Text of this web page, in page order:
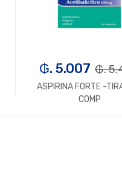
₲. 5.007 ₲.
ASPIRINA FORTE -
COMP